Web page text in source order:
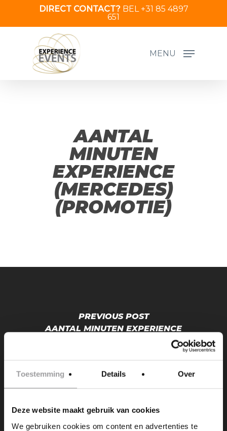
Toestemming Details Over
Deze website maakt gebruik van cookies
We gebruiken cookies om content en advertenties te
content
DIRECT CONTACT?BEL +31 85 4897
651
MENU
AANTAL
MINUTEN
EXPERIENCE
(MERCEDES)
(PROMOTIE)
PREVIOUS POST
AANTAL MINUTEN EXPERIENCE
(LAMBORGHINI)(PROMOTIE)